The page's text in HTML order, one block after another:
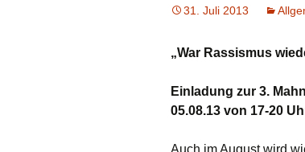
31. Juli 2013
„War Rassismus
Einladung zur 3.
05.08.13 von 17-20
Auch im August wird